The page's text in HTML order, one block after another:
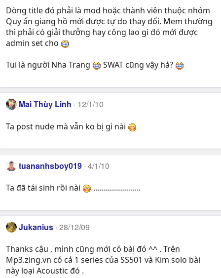
Dòng title đó phải là mod hoặc thành viên thuộc nhóm
Quy ẩn giang hồ mới được tự do thay đổi. Mem thường
thì phải có giải thưởng hay công lao gì đó mới được
admin set cho
Tui là người Nha Trang
SWAT cũng vậy hả?
Mai Thùy Linh 12/1/10
Ta post nude mà vẫn ko bị gì nài
tuananhsboy019 4/1/10
Ta đã tái sinh rồi nài ........................
Jukanius 28/12/09
Thanks cậu , mình cũng mới có bài đó ^^ . Trên
Mp3.zing.vn có cả 1 series của SS501 và Kim solo bài
này loại Acoustic đó .